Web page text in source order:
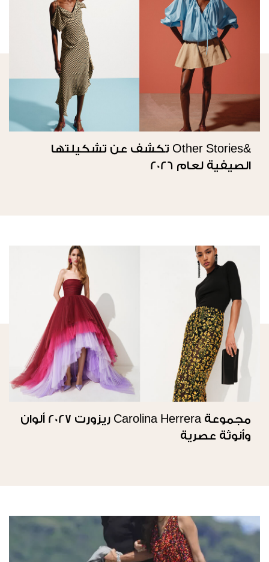
&Other Stories تكشف عن تشكيلتها
الصيفية لعام 2026
مجموعة Carolina Herrera ريزورت 2027 ألوان
وأنوثة عصرية